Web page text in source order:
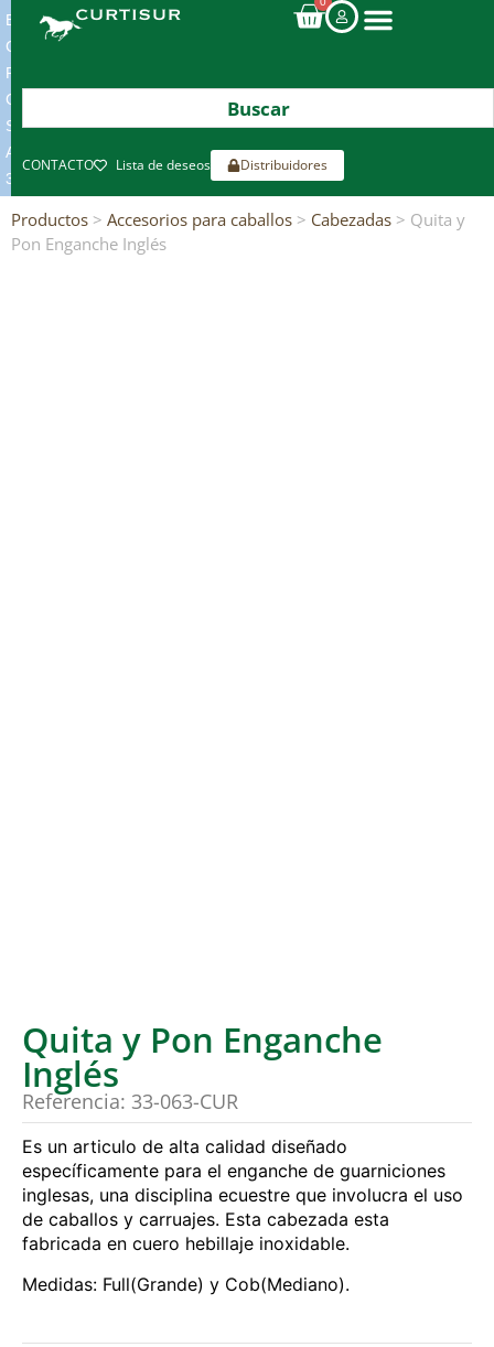
ENVIOS
GRATIS
POR
COMPRAS
SUPERIORES
A
300€*
CONTACTO Lista de deseos Distribuidores
Productos > Accesorios para caballos > Cabezadas > Quita y
Pon Enganche Inglés
Quita y Pon Enganche
Inglés
Referencia: 33-063-CUR
Es un articulo de alta calidad diseñado
específicamente para el enganche de guarniciones
inglesas, una disciplina ecuestre que involucra el uso
de caballos y carruajes. Esta cabezada esta
fabricada en cuero hebillaje inoxidable.
Medidas: Full(Grande) y Cob(Mediano).